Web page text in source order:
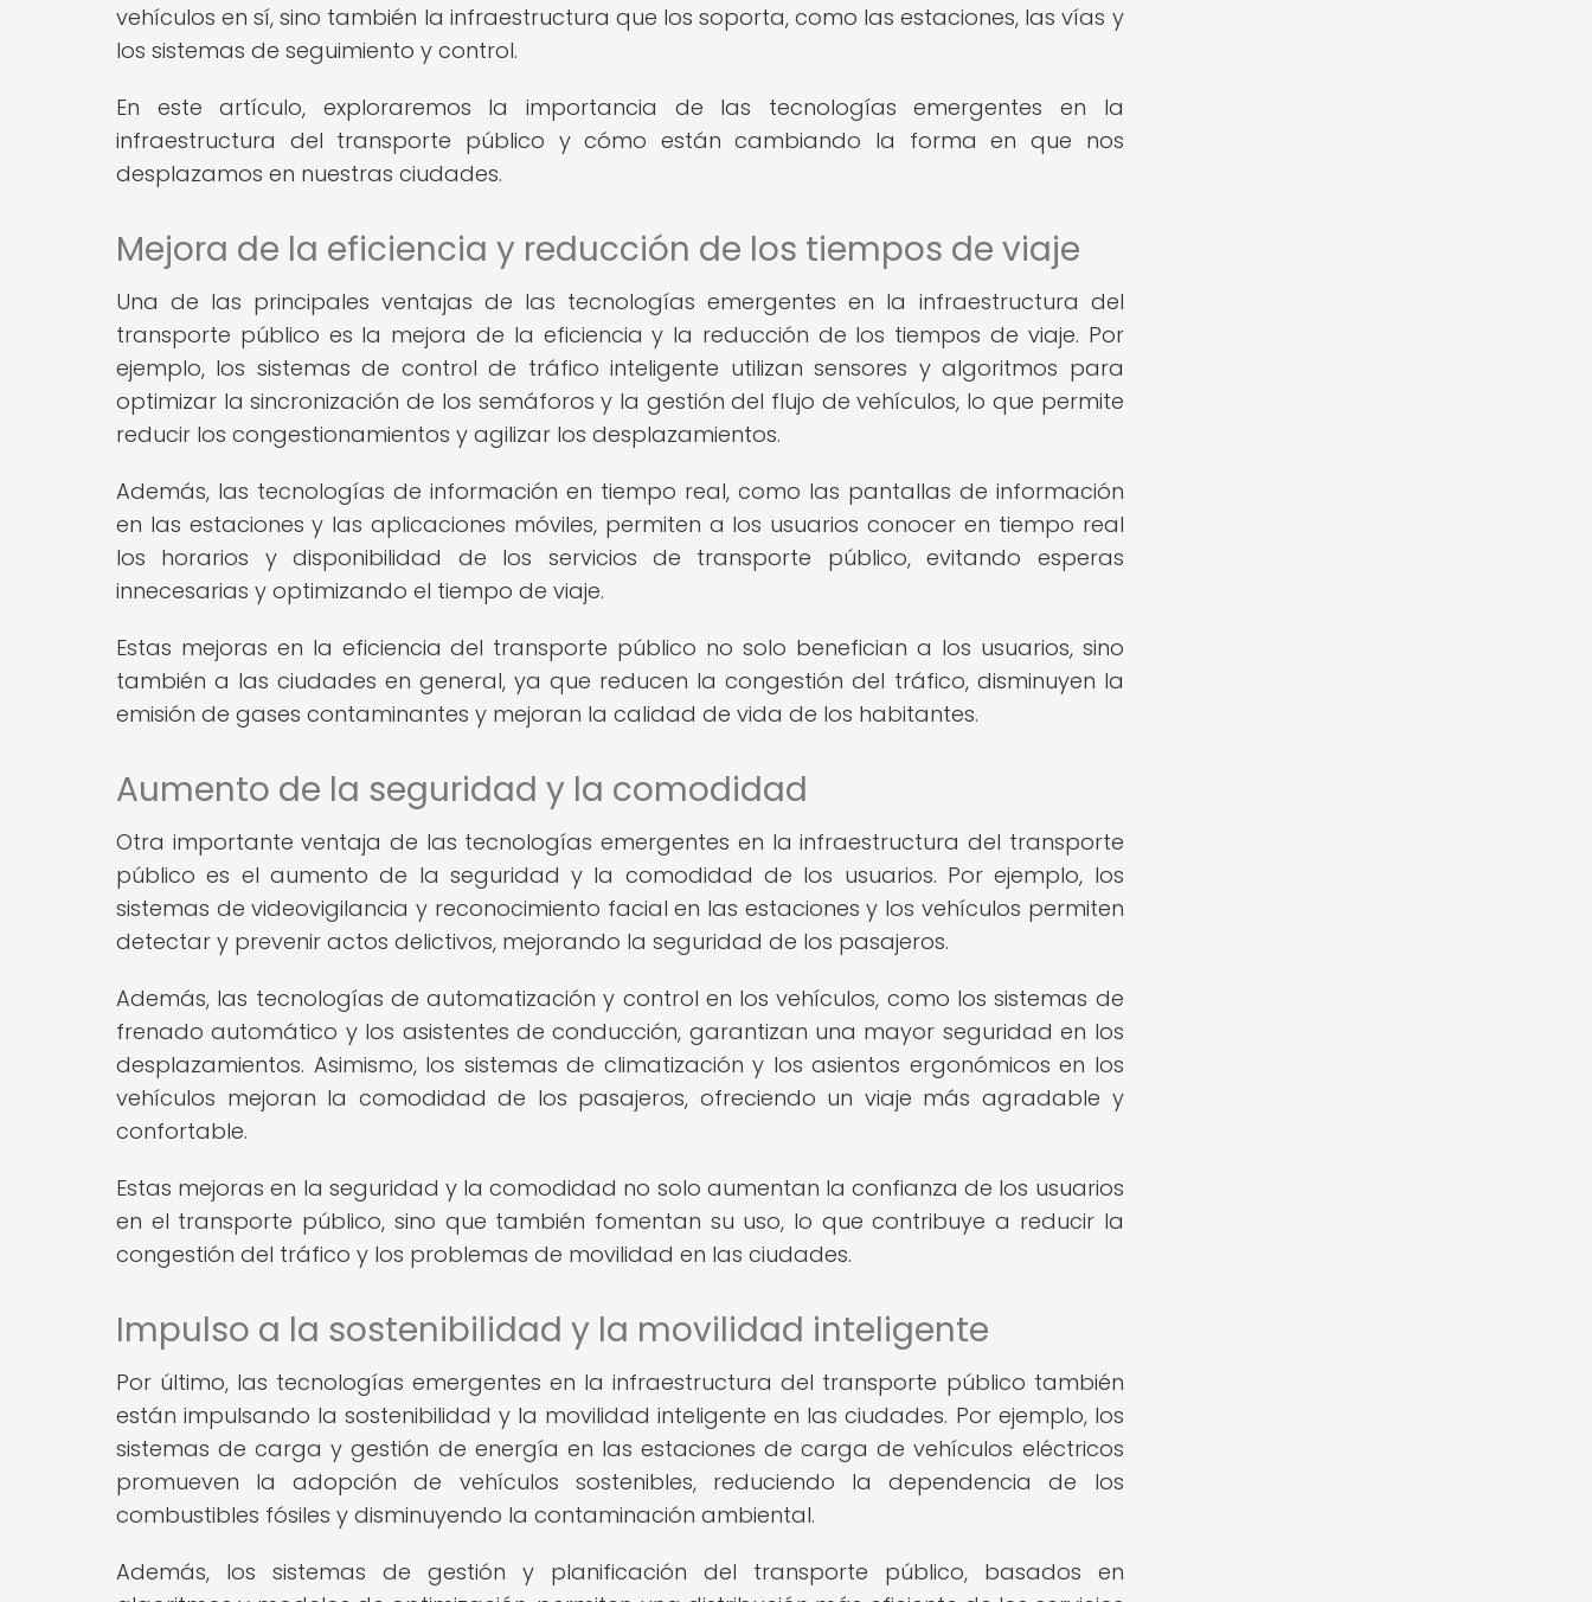
vehículos en sí, sino también la infraestructura que los soporta, como las estaciones, las vías y
los sistemas de seguimiento y control.
En este artículo, exploraremos la importancia de las tecnologías emergentes en la
infraestructura del transporte público y cómo están cambiando la forma en que nos
desplazamos en nuestras ciudades.
Mejora de la eficiencia y reducción de los tiempos de viaje
Una de las principales ventajas de las tecnologías emergentes en la infraestructura del
transporte público es la mejora de la eficiencia y la reducción de los tiempos de viaje. Por
ejemplo, los sistemas de control de tráfico inteligente utilizan sensores y algoritmos para
optimizar la sincronización de los semáforos y la gestión del flujo de vehículos, lo que permite
reducir los congestionamientos y agilizar los desplazamientos.
Además, las tecnologías de información en tiempo real, como las pantallas de información
en las estaciones y las aplicaciones móviles, permiten a los usuarios conocer en tiempo real
los horarios y disponibilidad de los servicios de transporte público, evitando esperas
innecesarias y optimizando el tiempo de viaje.
Estas mejoras en la eficiencia del transporte público no solo benefician a los usuarios, sino
también a las ciudades en general, ya que reducen la congestión del tráfico, disminuyen la
emisión de gases contaminantes y mejoran la calidad de vida de los habitantes.
Aumento de la seguridad y la comodidad
Otra importante ventaja de las tecnologías emergentes en la infraestructura del transporte
público es el aumento de la seguridad y la comodidad de los usuarios. Por ejemplo, los
sistemas de videovigilancia y reconocimiento facial en las estaciones y los vehículos permiten
detectar y prevenir actos delictivos, mejorando la seguridad de los pasajeros.
Además, las tecnologías de automatización y control en los vehículos, como los sistemas de
frenado automático y los asistentes de conducción, garantizan una mayor seguridad en los
desplazamientos. Asimismo, los sistemas de climatización y los asientos ergonómicos en los
vehículos mejoran la comodidad de los pasajeros, ofreciendo un viaje más agradable y
confortable.
Estas mejoras en la seguridad y la comodidad no solo aumentan la confianza de los usuarios
en el transporte público, sino que también fomentan su uso, lo que contribuye a reducir la
congestión del tráfico y los problemas de movilidad en las ciudades.
Impulso a la sostenibilidad y la movilidad inteligente
Por último, las tecnologías emergentes en la infraestructura del transporte público también
están impulsando la sostenibilidad y la movilidad inteligente en las ciudades. Por ejemplo, los
sistemas de carga y gestión de energía en las estaciones de carga de vehículos eléctricos
promueven la adopción de vehículos sostenibles, reduciendo la dependencia de los
combustibles fósiles y disminuyendo la contaminación ambiental.
Además, los sistemas de gestión y planificación del transporte público, basados en